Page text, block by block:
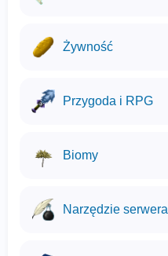
Żywność
Przygoda i RPG
Biomy
Narzędzie serwera